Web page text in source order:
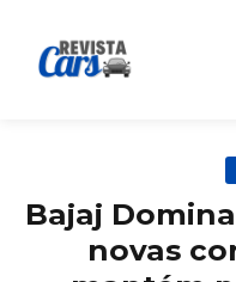
Bajaj
novas